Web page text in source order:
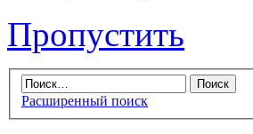
Пропустить
Расширенный поиск